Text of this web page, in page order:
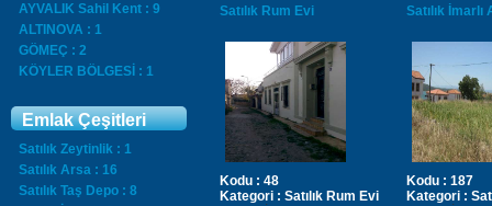
AYVALIK Sahil Kent : 9
ALTINOVA : 1
GÖMEÇ : 2
KÖYLER BÖLGESİ : 1
Emlak Çeşitleri
Satılık Zeytinlik : 1
Satılık Arsa : 16
Satılık Taş Depo : 8
Satılık Rum Evi
Kodu : 48
Kategori : Satılık Rum Evi
Satılık İmarlı
Kodu : 187
Kategori :